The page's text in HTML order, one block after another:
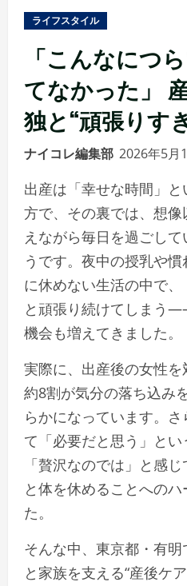
ライフスタイル
「こんなにつ
てなかった」
独と“頑張りす
ナイコレ編集部 2026年5月
出産は「幸せな時間」
方で、その裏では、想
えながら毎日を過ごし
うです。夜中の授乳や
に休めない生活の中で、
と頑張り続けてしまう
機会も増えてきました。
実際に、出産後の女性を
約8割が気分の落ち込み
らかになっています。
て「必要だと思う」とい
「贅沢なのでは」と感
と体を休めることへの
た。
そんな中、東京都・有
と家族を支える“産後ケ